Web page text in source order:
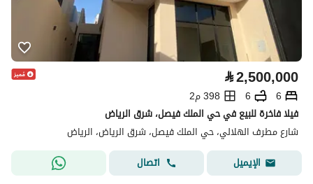
⃁2,500,000
6
6
398 م2
فيلا فاخرة للبيع في حي الملك فيصل، شرق الرياض
شارع مطرف الهلالي، حي الملك فيصل، شرق الرياض، الرياض
الإيميل
اتصال